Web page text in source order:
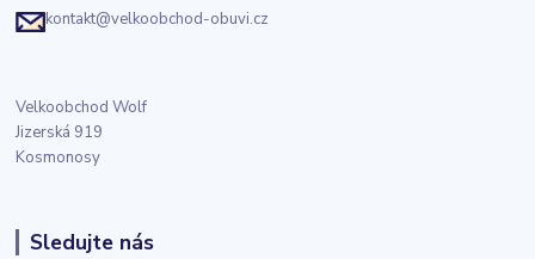
kontakt@velkoobchod-obuvi.cz
Velkoobchod Wolf
Jizerská 919
Kosmonosy
Sledujte nás